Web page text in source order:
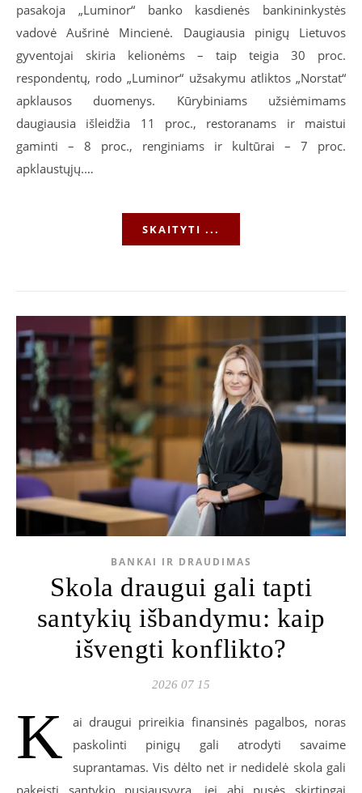
pasakoja „Luminor“ banko kasdienės bankininkystės
vadovė Aušrinė Mincienė. Daugiausia pinigų Lietuvos
gyventojai skiria kelionėms – taip teigia 30 proc.
respondentų, rodo „Luminor“ užsakymu atliktos „Norstat“
apklausos duomenys. Kūrybiniams užsiėmimams
daugiausia išleidžia 11 proc., restoranams ir maistui
gaminti – 8 proc., renginiams ir kultūrai – 7 proc.
apklaustųjų.…
SKAITYTI ...
BANKAI IR DRAUDIMAS
Skola draugui gali tapti
santykių išbandymu: kaip
išvengti konflikto?
2026 07 15
K
ai draugui prireikia finansinės pagalbos, noras
paskolinti pinigų gali atrodyti savaime
suprantamas. Vis dėlto net ir nedidelė skola gali
pakeisti santykio pusiausvyrą, jei abi pusės skirtingai